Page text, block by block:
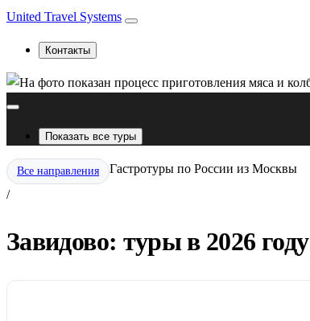
United Travel Systems
Контакты
Показать все туры
Все направления
/
Гастротуры по России из Москвы
Завидово: туры в 2026 году